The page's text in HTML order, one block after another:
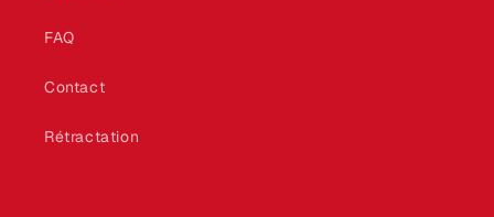
FAQ
Contact
Rétractation